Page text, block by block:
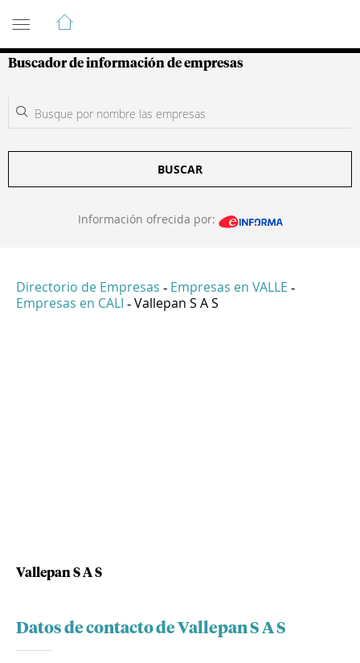
Guía de Empresas Colombianas
Buscador de información de empresas
BUSCAR
Información ofrecida por:
Directorio de Empresas - Empresas en VALLE -
Empresas en CALI - Vallepan S A S
Vallepan S A S
Datos de contacto de Vallepan S A S